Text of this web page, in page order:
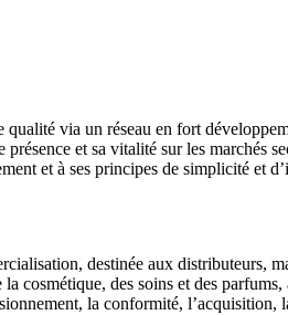
via un réseau en fort
et sa vitalité sur les marchés
et à ses principes de simplicité et
destinée aux distributeurs,
cosmétique, des soins et des
la conformité, l’acquisition,